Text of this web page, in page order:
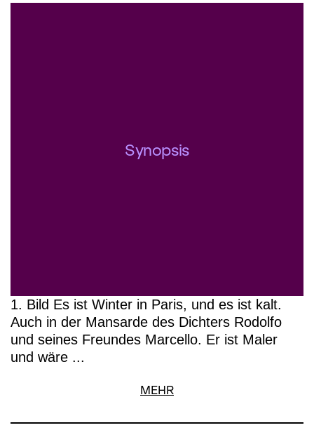
Gewinnerin des renommierten «BBC
Synopsis
1. Bild Es ist Winter in Paris, und es ist kalt.
Auch in der Mansarde des Dichters Rodolfo
und seines Freundes Marcello. Er ist Maler
und wäre ...
MEHR